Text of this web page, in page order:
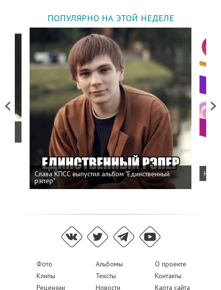
ПОПУЛЯРНО НА ЭТОЙ НЕДЕЛЕ
Previous
Слава КПСС выпустил альбом "Единственный
рэпер"
Next
Фото Альбомы
О проекте
Клипы
Тексты
Контакты
Рецензии
Новости Карта сайта